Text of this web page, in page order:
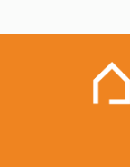
Wir hatten
sich gleich
Unsere